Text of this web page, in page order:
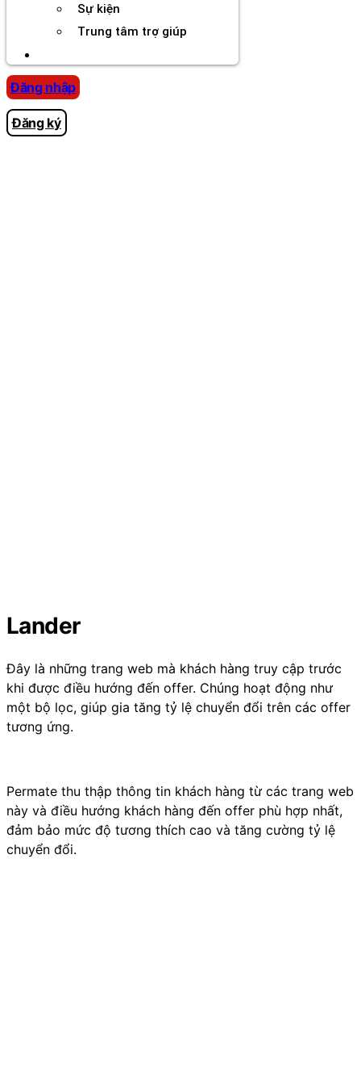
Sự kiện
Trung tâm trợ giúp
Đăng nhập
Đăng ký
Lander
Đây là những trang web mà khách hàng truy cập trước
khi được điều hướng đến offer. Chúng hoạt động như
một bộ lọc, giúp gia tăng tỷ lệ chuyển đổi trên các offer
tương ứng.
Permate thu thập thông tin khách hàng từ các trang web
này và điều hướng khách hàng đến offer phù hợp nhất,
đảm bảo mức độ tương thích cao và tăng cường tỷ lệ
chuyển đổi.